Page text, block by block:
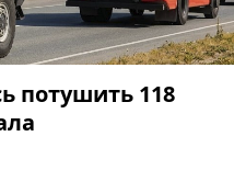
потушить 118